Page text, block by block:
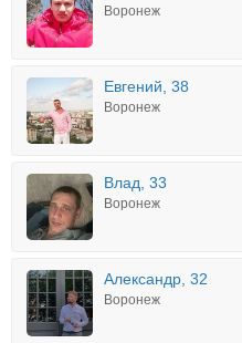
Воронеж
Евгений, 38
Воронеж
Влад, 33
Воронеж
Александр, 32
Воронеж